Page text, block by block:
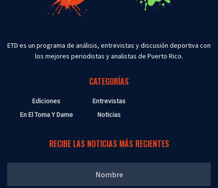
ETD es un programa de análisis, entrevistas y discusión deportiva con
los mejores periodistas y analistas de Puerto Rico.
CATEGORÍAS
Ediciones
En El Toma Y Dame
Entrevistas
Noticias
RECIBE LAS NOTICIAS MÁS RECIENTES